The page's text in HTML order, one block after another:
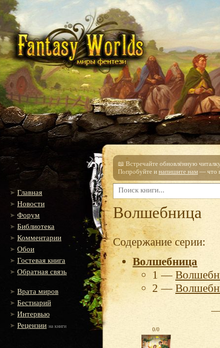
Главная
Новости
Форум
Библиотека
Комментарии
Обои
Гостевая книга
Обратная связь
Врата миров
Бестиарий
Интервью
Рецензии на книги
📖 Встречайте обновлённую
Попробуйте и напишите нам — что
Волшебница
Содержание серии:
Волшебница
1 —
2 —
0/0